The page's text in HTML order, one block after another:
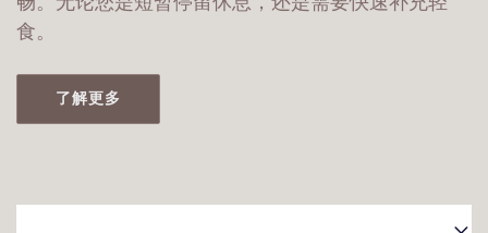
食。
了解更多